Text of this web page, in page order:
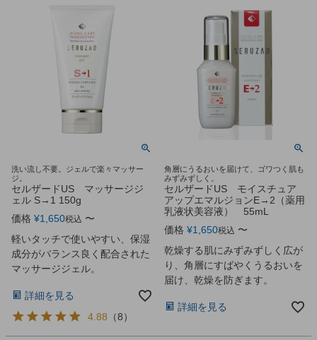
洗い流し不要。ジェルで楽々マッサー
ジ。
セルザードUS マッサージジ
ェル S→1 150g
価格 ¥1,650税込 〜
軽いタッチで使いやすい、保湿
成分がバランス良く配合された
マッサージジェル。
詳細を見る
4.88 （8）
角層にうるおいを届けて、ゴワつく肌も
みずみずしく。
セルザードUS モイスチュア
アップエマルジョンE→2（薬用
乳液状美容液） 55mL
価格 ¥1,650税込 〜
乾燥する肌にみずみずしく広が
り、角層にすばやくうるおいを
届け、乾燥を防ぎます。
詳細を見る